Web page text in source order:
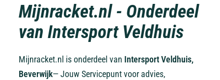
Mijnracket.nl - Onderdeel
van Intersport Veldhuis
Mijnracket.nl is onderdeel van Intersport Veldhuis,
Beverwijk— Jouw Servicepunt voor advies,